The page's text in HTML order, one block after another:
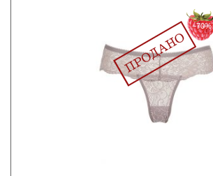
−70%